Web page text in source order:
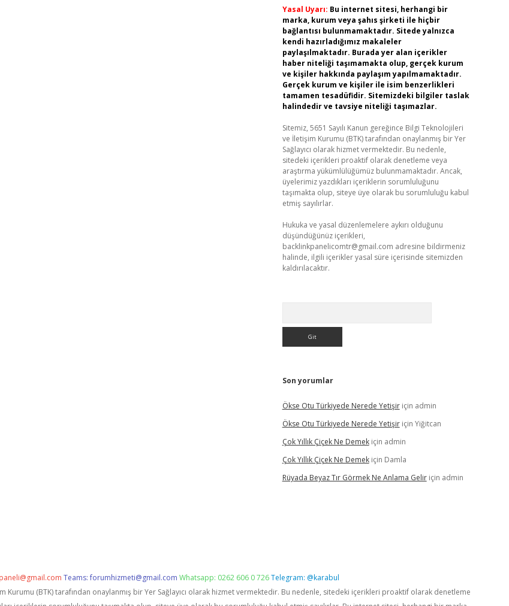
Yasal Uyarı: Bu internet sitesi, herhangi bir
marka, kurum veya şahıs şirketi ile hiçbir
bağlantısı bulunmamaktadır. Sitede yalnızca
kendi hazırladığımız makaleler
paylaşılmaktadır. Burada yer alan içerikler
haber niteliği taşımamakta olup, gerçek kurum
ve kişiler hakkında paylaşım yapılmamaktadır.
Gerçek kurum ve kişiler ile isim benzerlikleri
tamamen tesadüfidir. Sitemizdeki bilgiler taslak
halindedir ve tavsiye niteliği taşımazlar.
Sitemiz, 5651 Sayılı Kanun gereğince Bilgi Teknolojileri
ve İletişim Kurumu (BTK) tarafından onaylanmış bir Yer
Sağlayıcı olarak hizmet vermektedir. Bu nedenle,
sitedeki içerikleri proaktif olarak denetleme veya
araştırma yükümlülüğümüz bulunmamaktadır. Ancak,
üyelerimiz yazdıkları içeriklerin sorumluluğunu
taşımakta olup, siteye üye olarak bu sorumluluğu kabul
etmiş sayılırlar.
Hukuka ve yasal düzenlemelere aykırı olduğunu
düşündüğünüz içerikleri,
backlinkpanelicomtr@gmail.com adresine bildirmeniz
halinde, ilgili içerikler yasal süre içerisinde sitemizden
kaldırılacaktır.
Son yorumlar
Ökse Otu Türkiyede Nerede Yetişiriçin admin
Ökse Otu Türkiyede Nerede Yetişiriçin Yiğitcan
Çok Yıllık Çiçek Ne Demekiçin admin
Çok Yıllık Çiçek Ne Demekiçin Damla
Rüyada Beyaz Tır Görmek Ne Anlama Geliriçin admin
Teams:forumhizmeti@gmail.com Whatsapp: 0262 606 0 726Telegram: @karabul
Kurumu (BTK) tarafından onaylanmış bir Yer Sağlayıcı olarak hizmet vermektedir. Bu nedenle, sitedeki içerikleri proaktif olarak denetleme